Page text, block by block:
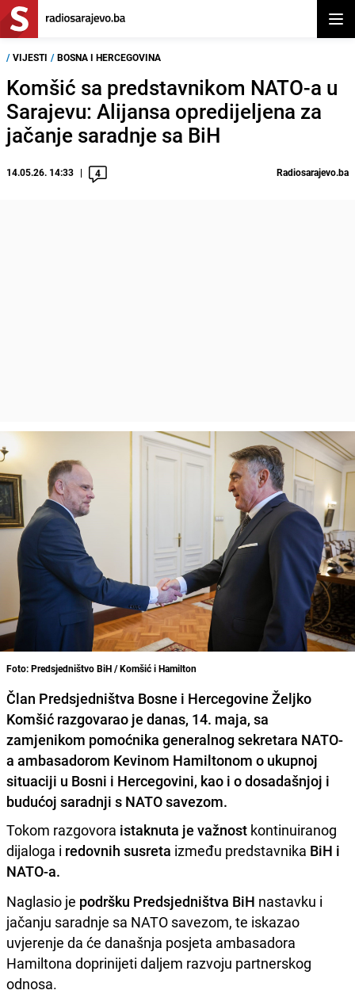
/ VIJESTI / BOSNA I HERCEGOVINA
Komšić sa predstavnikom NATO-a u
Sarajevu: Alijansa opredijeljena za
jačanje saradnje sa BiH
14.05.26. 14:33 4 Radiosarajevo.ba
Foto: Predsjedništvo BiH / Komšić i Hamilton
Član Predsjedništva Bosne i Hercegovine Željko
Komšić razgovarao je danas, 14. maja, sa
zamjenikom pomoćnika generalnog sekretara NATO-
a ambasadorom Kevinom Hamiltonom o ukupnoj
situaciji u Bosni i Hercegovini, kao i o dosadašnjoj i
budućoj saradnji s NATO savezom.
Tokom razgovora istaknuta je važnost kontinuiranog
dijaloga i redovnih susreta između predstavnika BiH i
NATO-a.
Naglasio je podršku Predsjedništva BiH nastavku i
jačanju saradnje sa NATO savezom, te iskazao
uvjerenje da će današnja posjeta ambasadora
Hamiltona doprinijeti daljem razvoju partnerskog
odnosa.